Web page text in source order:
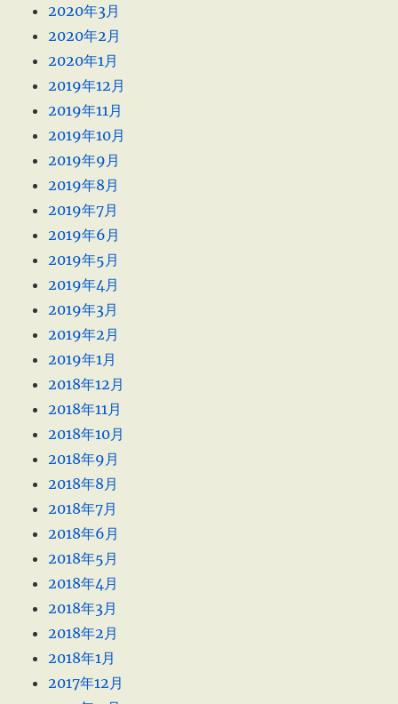
2020年3月
2020年2月
2020年1月
2019年12月
2019年11月
2019年10月
2019年9月
2019年8月
2019年7月
2019年6月
2019年5月
2019年4月
2019年3月
2019年2月
2019年1月
2018年12月
2018年11月
2018年10月
2018年9月
2018年8月
2018年7月
2018年6月
2018年5月
2018年4月
2018年3月
2018年2月
2018年1月
2017年12月